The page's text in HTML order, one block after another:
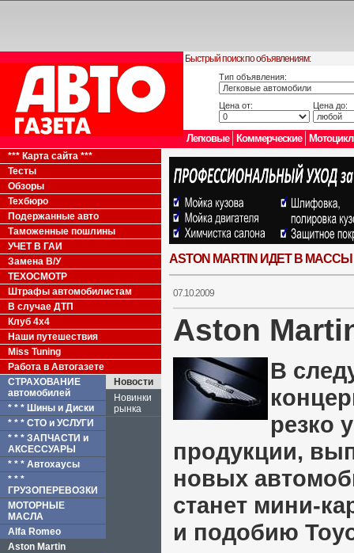
Быстрый поиск по объявлениям:
Тип объявления:
Цена от: Цена до:
Легковые Коммерческие
*** Карта сайта ***
Тесты
Обзоры
Техбюро
Подержанные авто
Таможенные пошлины
УЧЕТ В ГАИ
Замена В/У
ТЕХОСМОТР
Штрафы автомобилистам
В случае ДТП
Клуб 4x4
Наши путешествия
Miss Tuning
Работа в Автогазете
СТРАХОВАНИЕ
автомобилей
* * * Шины и Диски
* * * СТО и УСЛУГИ
* * * ЗАПЧАСТИ и
АКСЕССУАРЫ
* * * Автохаусы
* * *
ГРУЗОПЕРЕВОЗКИ
МОТОРНЫЕ
МАСЛА
Alfa Romeo
Aston Martin
Новости
Новинки
рынка
ASTON MARTIN ИДЕТ В МАССЫ
07.10.2009
Aston
В
резко
продукции,
новых
станет мини-
и подобию